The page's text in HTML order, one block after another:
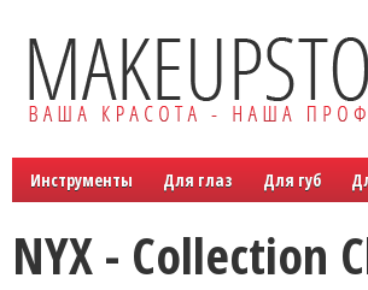
Инструменты Для глаз Для губ
NYX - Collection